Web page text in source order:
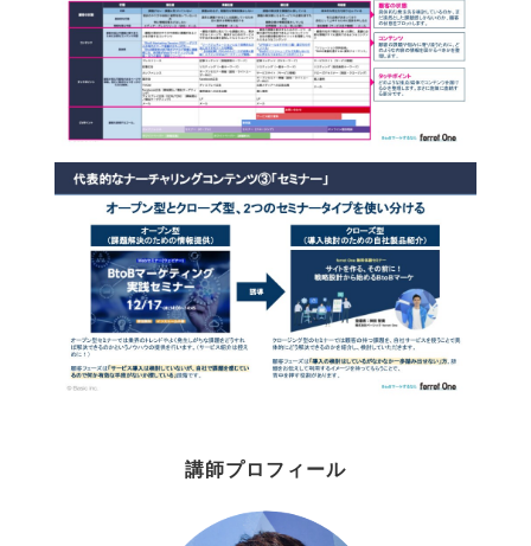
講師プロフィール